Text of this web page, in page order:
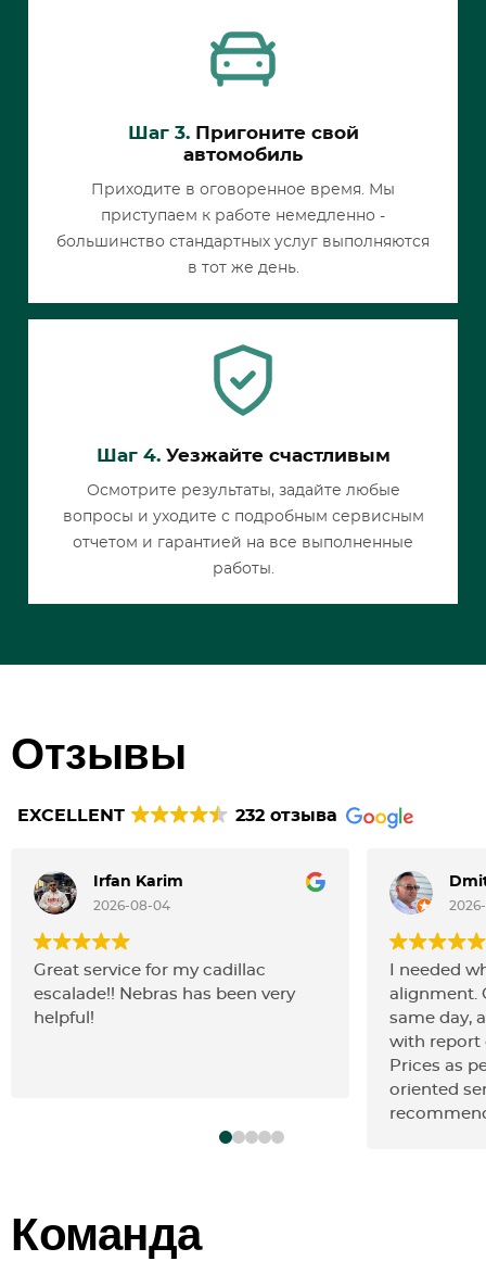
Шаг 3.Пригоните свой
автомобиль
Приходите в оговоренное время. Мы
приступаем к работе немедленно -
большинство стандартных услуг выполняются
в тот же день.
Шаг 4.Уезжайте счастливым
Осмотрите результаты, задайте любые
вопросы и уходите с подробным сервисным
отчетом и гарантией на все выполненные
работы.
Отзывы
EXCELLENT 232 отзыва
Irfan Karim
2026-08-04
Great service for my cadillac
escalade!! Nebras has been very
helpful!
I needed
alignment.
same day,
with report
Prices as
oriented
Команда